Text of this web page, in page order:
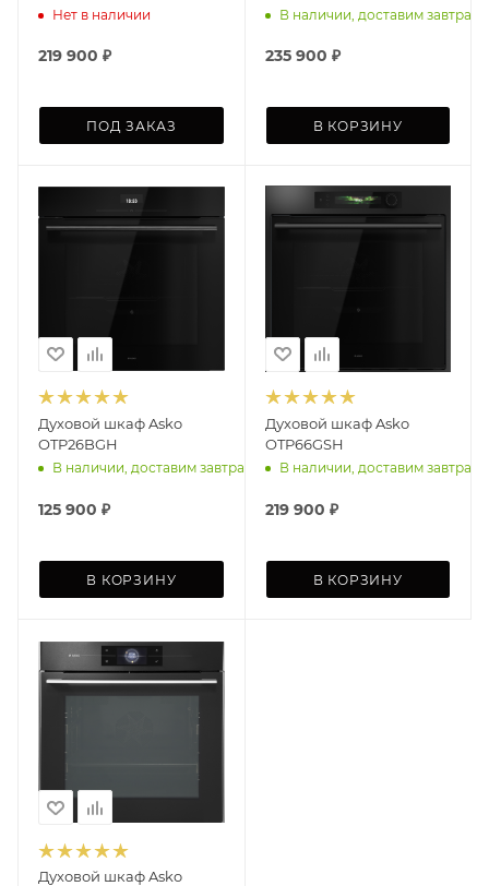
Нет в наличии
219 900 ₽
ПОД ЗАКАЗ
В наличии, доставим завтра
235 900 ₽
В КОРЗИНУ
Духовой шкаф Asko
OTP26BGH
В наличии, доставим завтра
125 900 ₽
В КОРЗИНУ
Духовой шкаф Asko
OTP66GSH
В наличии, доставим завтра
219 900 ₽
В КОРЗИНУ
Духовой шкаф Asko